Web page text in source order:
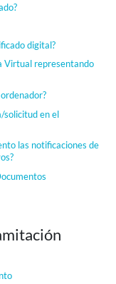
digital?
Virtual representando
solicitud en el
las notificaciones de